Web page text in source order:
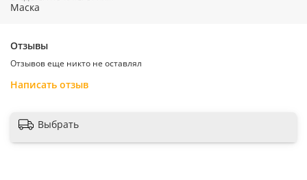
защищая клетки от стрессов в экстремальных условия.
Шелковистые целлюлозные листы, экстракт плодов розы
мушмулы), человеческий олигопептид-1, стволовые клетки
микроорганизмами aureobasidium pullulans в окружающую их
Маска
Отзывы
Отзывов еще никто не оставлял
Написать отзыв
Выбрать